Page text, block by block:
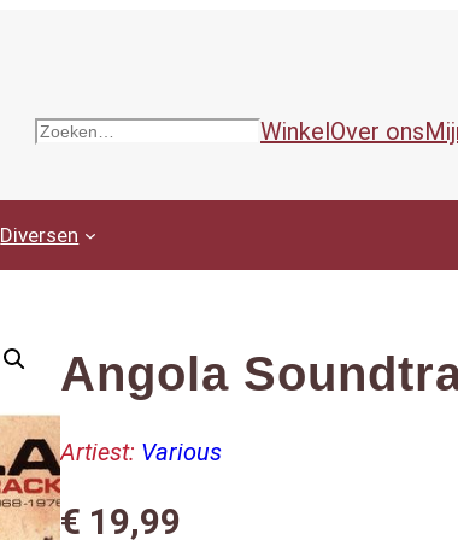
Zoeken WinkelOver ons
Diversen
Angola
Artiest: Various
€ 19,99